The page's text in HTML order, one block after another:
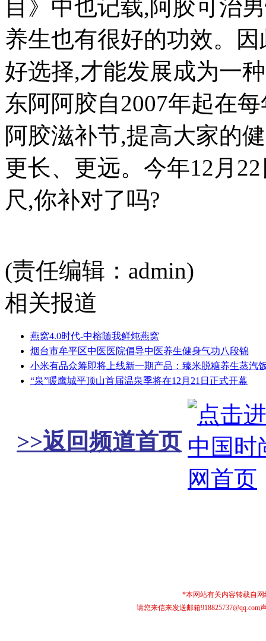
目》中也记载,阿胶可治
养生也有很好的功效。
好选择,才能发展成为一
东阿阿胶自2007年起在
阿胶滋补节,提高大家的
更长、更远。今年12月
尺,你补对了吗?
(责任编辑：admin)
相关报道
燕窝4.0时代-中榕随我鲜炖燕窝
烟台市牟平区中医医院倡导中医养生健身气功八段锦
小米有品众筹即将上线新一期产品：臻米脱糖养生蒸汽
“泉”暖鹰城平顶山首届温泉季将在12月21日正式开幕
>>返回频道首页
*本网站有关内容转载自
请您来信来发送邮箱